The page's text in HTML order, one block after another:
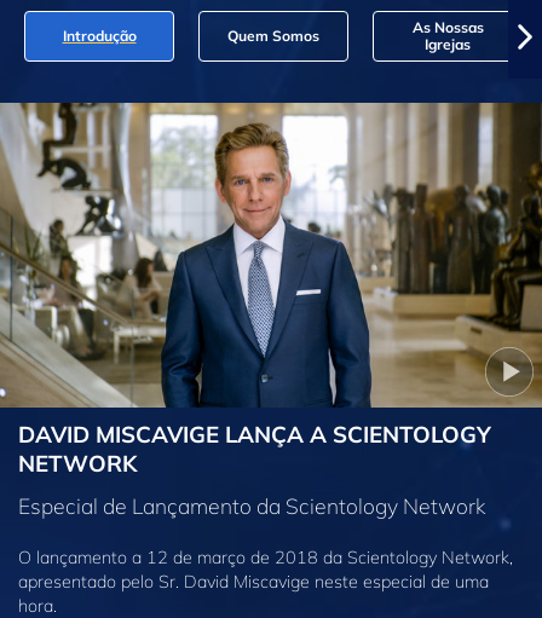
Introdução Quem Somos
As Nossas
Igrejas
DAVID MISCAVIGE LANÇA A SCIENTOLOGY
NETWORK
Especial de Lançamento da Scientology Network
O lançamento a 12 de março de 2018 da Scientology Network,
apresentado pelo Sr. David Miscavige neste especial de uma
hora.